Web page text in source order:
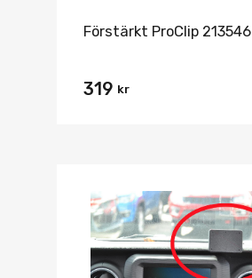
Förstärkt ProClip 213546
319 kr